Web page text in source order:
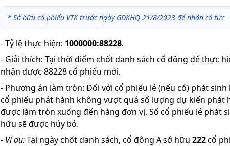
* Sở hữu cổ phiếu VTK trước ngày GDKHQ 21/8/2023 để nhận cổ tức
-Tỷ lệ thực hiện: 1000000:88228.
- Giải thích: Tại thời điểm chốt danh sách cổ đông để thực
nhận được 88228 cổ phiếu mới.
- Phương án làm tròn: Đối với cổ phiếu lẻ (nếu có) phát
cổ phiếu phát hành không vượt quá số lượng dự kiến phát
được làm tròn xuống đến hàng đơn vị. Số cổ phiếu lẻ phát
hữu sẽ được hủy bỏ.
- Ví dụ:Tại ngày chốt danh sách, cổ đông A sở hữu 222cổ